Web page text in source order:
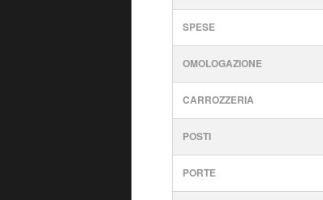
SPESE
OMOLOGAZIONE
CARROZZERIA
POSTI
PORTE